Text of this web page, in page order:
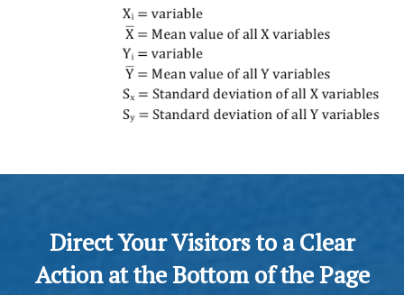
Direct Your Visitors to a Clear
Action at the Bottom of the Page